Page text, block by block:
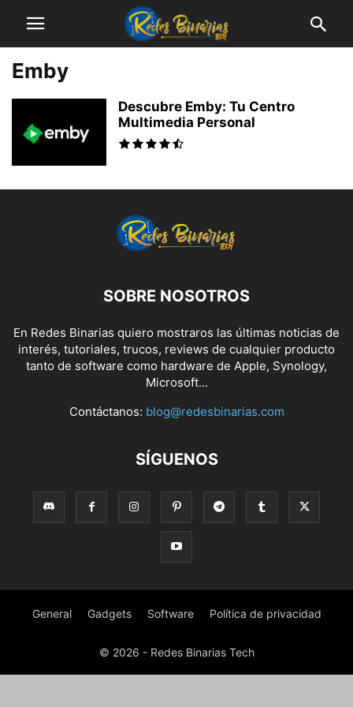
Emby
Descubre Emby: Tu Centro
Multimedia Personal
SOBRE NOSOTROS
En Redes Binarias quiero mostraros las últimas noticias de
interés, tutoriales, trucos, reviews de cualquier producto
tanto de software como hardware de Apple, Synology,
Microsoft...
Contáctanos: blog@redesbinarias.com
SÍGUENOS
General Gadgets Software Política de privacidad
© 2026 - Redes Binarias Tech